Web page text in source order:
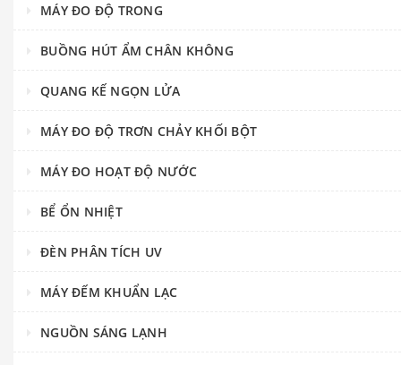
MÁY ĐO ĐỘ TRONG
BUỒNG HÚT ẨM CHÂN KHÔNG
QUANG KẾ NGỌN LỬA
MÁY ĐO ĐỘ TRƠN CHẢY KHỐI BỘT
MÁY ĐO HOẠT ĐỘ NƯỚC
BỂ ỔN NHIỆT
ĐÈN PHÂN TÍCH UV
MÁY ĐẾM KHUẨN LẠC
NGUỒN SÁNG LẠNH